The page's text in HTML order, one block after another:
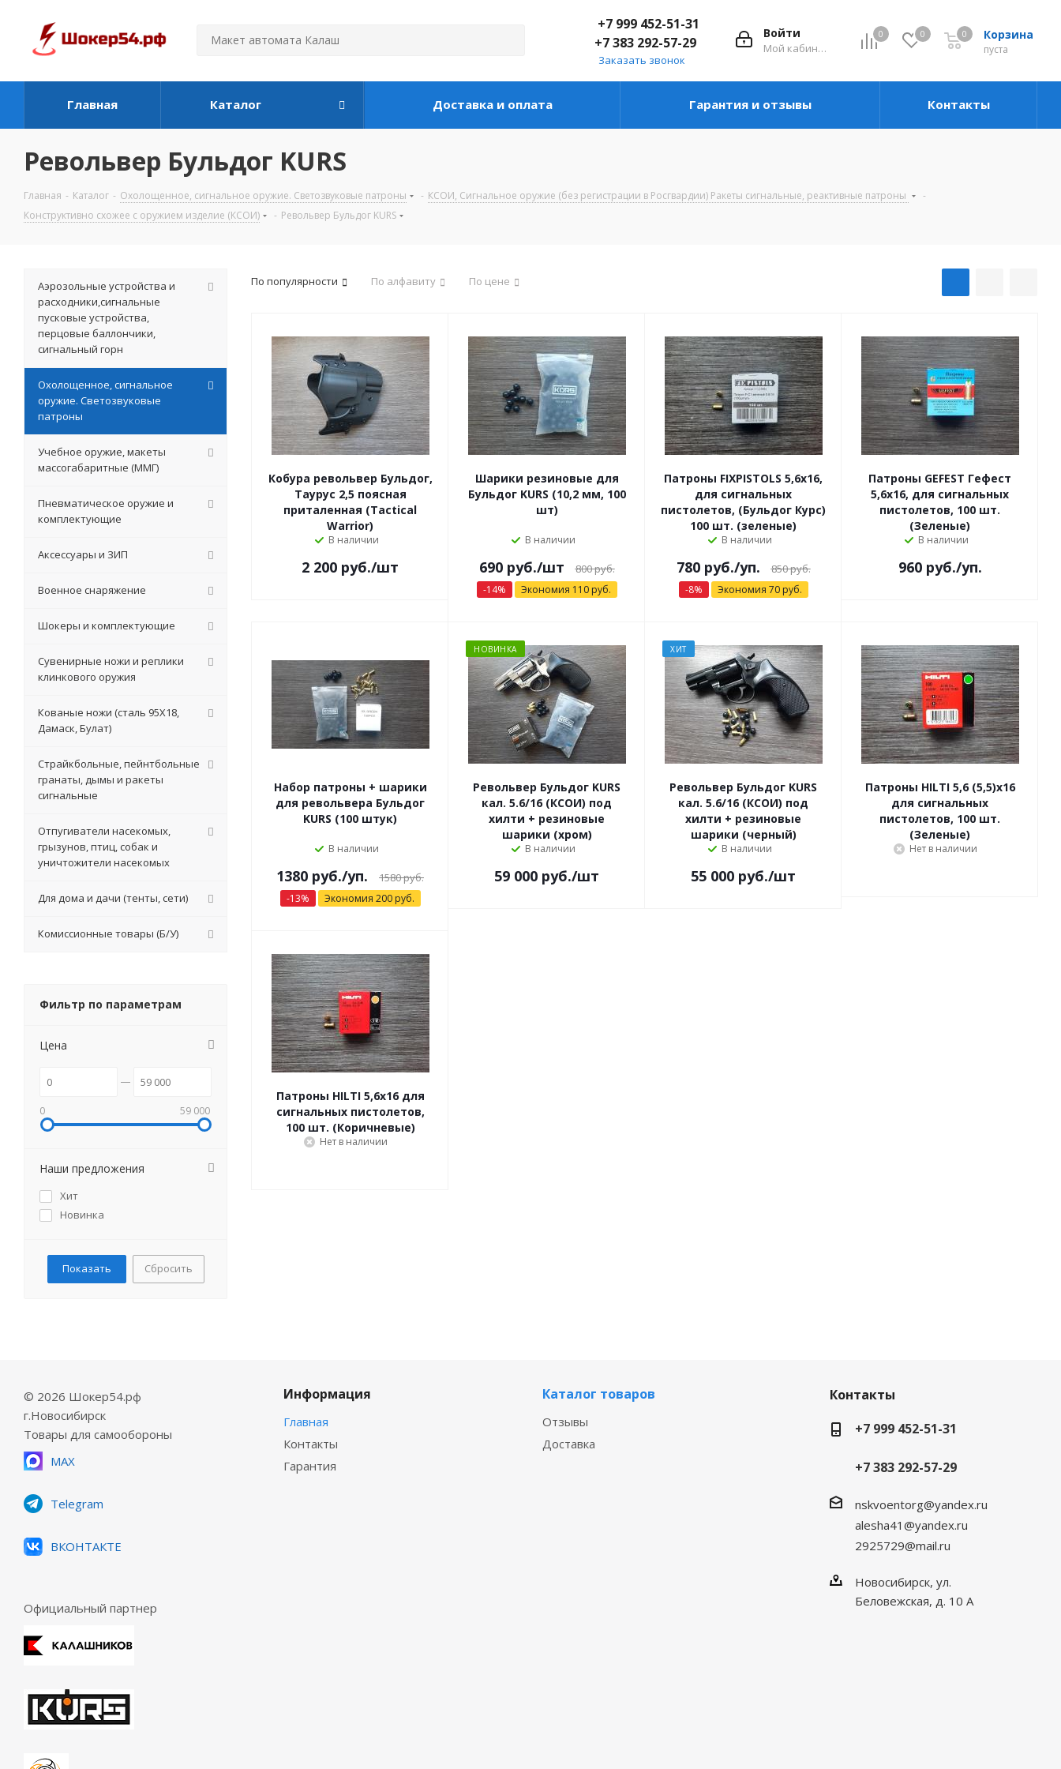
0 0 Корзина
пуста
0
Войти
Мой кабинет
+7 999 452-51-31
+7 383 292-57-29
Заказать звонок
Главная Каталог Доставка и оплата Гарантия и отзывы Контакты
Револьвер Бульдог KURS
Главная - Каталог - Охолощенное, сигнальное оружие. Светозвуковые патроны - КСОИ, Сигнальное оружие (без регистрации в Росгвардии) Ракеты сигнальные, реактивные патроны
-
Конструктивно схожее с оружием изделие (КСОИ)
- Револьвер Бульдог KURS
По популярности По алфавиту По цене
Кобура револьвер Бульдог,
Таурус 2,5 поясная
приталенная (Tactical
Warrior)
В наличии
2 200 руб./шт
Шарики резиновые для
Бульдог KURS (10,2 мм, 100
шт)
В наличии
690руб./шт 800руб.
-14% Экономия 110руб.
Патроны FIXPISTOLS 5,6x16,
для сигнальных
пистолетов, (Бульдог Курс)
100 шт. (зеленые)
В наличии
780руб./уп. 850руб.
-8% Экономия 70руб.
Патроны GEFEST Гефест
5,6x16, для сигнальных
пистолетов, 100 шт.
(Зеленые)
В наличии
960руб./уп.
Набор патроны + шарики
для револьвера Бульдог
KURS (100 штук)
В наличии
1380 руб./уп. 1580 руб.
-13% Экономия 200руб.
НОВИНКА
Револьвер Бульдог KURS
кал. 5.6/16 (КСОИ) под
хилти + резиновые
шарики (хром)
В наличии
59 000 руб./шт
ХИТ
Револьвер Бульдог KURS
кал. 5.6/16 (КСОИ) под
хилти + резиновые
шарики (черный)
В наличии
55 000 руб./шт
Патроны HILTI 5,6 (5,5)x16
для сигнальных
пистолетов, 100 шт.
(Зеленые)
Нет в наличии
Патроны HILTI 5,6x16 для
сигнальных пистолетов,
100 шт. (Коричневые)
Нет в наличии
Аэрозольные устройства и
расходники,сигнальные
пусковые устройства,
перцовые баллончики,
сигнальный горн
Охолощенное, сигнальное
оружие. Светозвуковые
патроны
Учебное оружие, макеты
массогабаритные (ММГ)
Пневматическое оружие и
комплектующие
Аксессуары и ЗИП
Военное снаряжение
Шокеры и комплектующие
Сувенирные ножи и реплики
клинкового оружия
Кованые ножи (сталь 95Х18,
Дамаск, Булат)
Страйкбольные, пейнтбольные
гранаты, дымы и ракеты
сигнальные
Отпугиватели насекомых,
грызунов, птиц, собак и
уничтожители насекомых
Для дома и дачи (тенты, сети)
Комиссионные товары (Б/У)
Фильтр по параметрам
Цена
0 59 000
Наши предложения
Хит
Новинка
Сбросить
© 2026 Шокер54.рф
г.Новосибирск
Товары для самообороны
MAX
Telegram
ВКОНТАКТЕ
Официальный партнер
Информация
Главная
Контакты
Гарантия
Каталог товаров
Отзывы
Доставка
Контакты
+7 999 452-51-31
+7 383 292-57-29
nskvoentorg@yandex.ru
alesha41@yandex.ru
2925729@mail.ru
Новосибирск, ул.
Беловежская, д. 10 А